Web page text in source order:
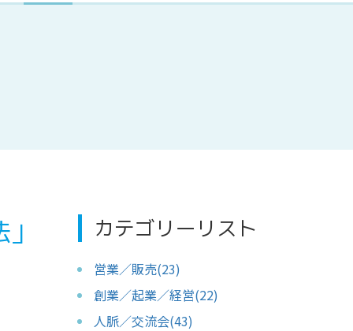
カテゴリーリスト
営業／販売(23)
創業／起業／経営(22)
人脈／交流会(43)